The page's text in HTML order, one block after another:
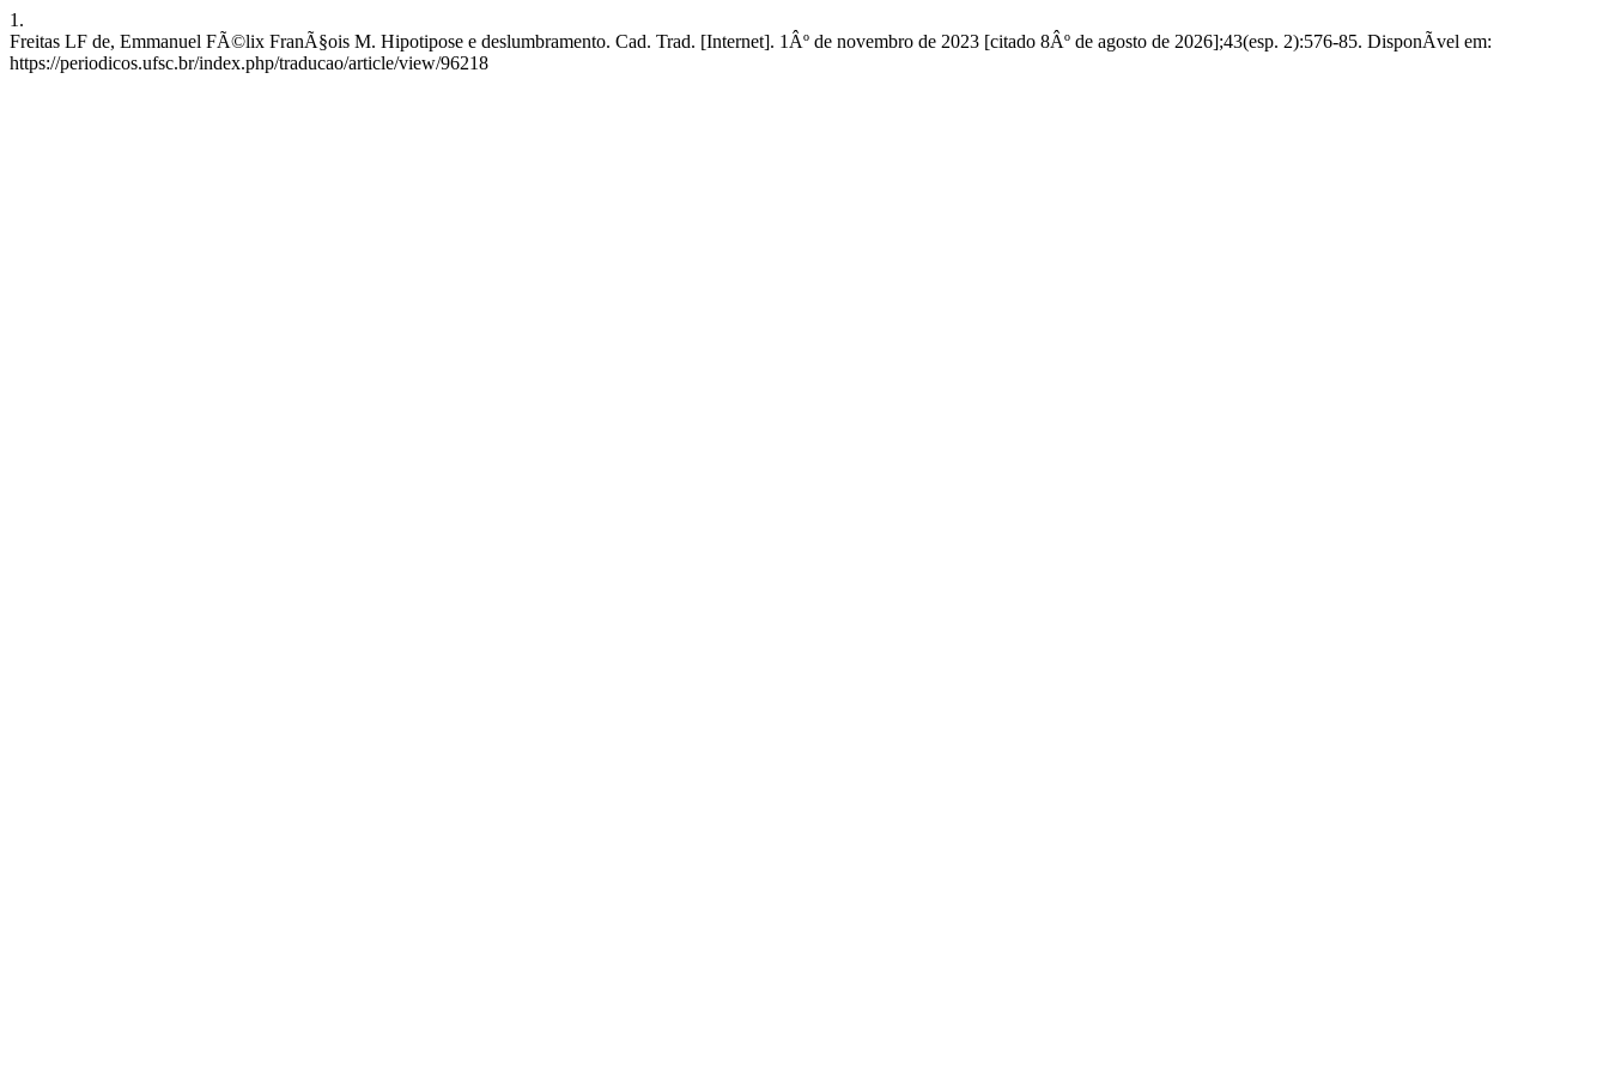
1.
Freitas LF de, Emmanuel FÃ©lix FranÃ§ois M. Hipotipose e deslumbramento. Cad. Trad. [Internet]. 1Âº de novembro de 2023 [citado 8Âº de agosto de 2026];43(esp. 2):576-85. DisponÃ­vel em:
https://periodicos.ufsc.br/index.php/traducao/article/view/96218